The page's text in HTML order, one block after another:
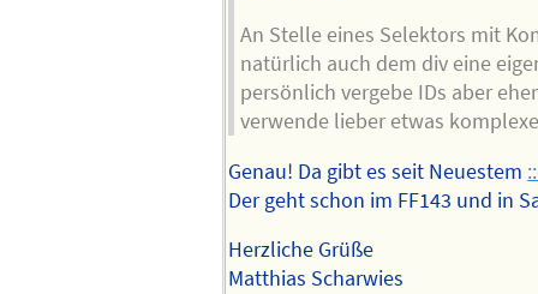
An Stelle eines Selektors mit
natürlich auch dem div eine
persönlich vergebe IDs aber
verwende lieber etwas
Genau! Da gibt es seit Neuestem
Der geht schon im FF143 und in
Herzliche Grüße
Matthias Scharwies